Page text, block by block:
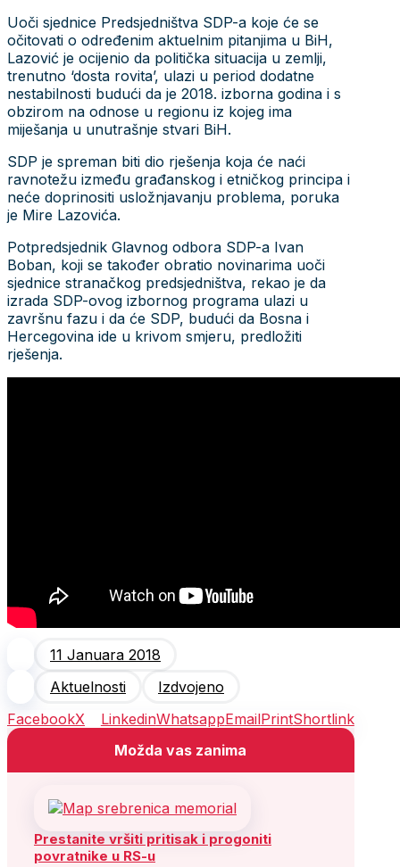
Uoči sjednice Predsjedništva SDP-a koje će se
očitovati o određenim aktuelnim pitanjima u BiH,
Lazović je ocijenio da politička situacija u zemlji,
trenutno ‘dosta rovita’, ulazi u period dodatne
nestabilnosti budući da je 2018. izborna godina i s
obzirom na odnose u regionu iz kojeg ima
miješanja u unutrašnje stvari BiH.
SDP je spreman biti dio rješenja koja će naći
ravnotežu između građanskog i etničkog principa i
neće doprinositi usložnjavanju problema, poruka
je Mire Lazovića.
Potpredsjednik Glavnog odbora SDP-a Ivan
Boban, koji se također obratio novinarima uoči
sjednice stranačkog predsjedništva, rekao je da
izrada SDP-ovog izbornog programa ulazi u
završnu fazu i da će SDP, budući da Bosna i
Hercegovina ide u krivom smjeru, predložiti
rješenja.
11 Januara 2018
Aktuelnosti
Izdvojeno
FacebookX LinkedinWhatsappEmailPrintShortlink
Možda vas zanima
Prestanite vršiti pritisak i progoniti
povratnike u RS-u